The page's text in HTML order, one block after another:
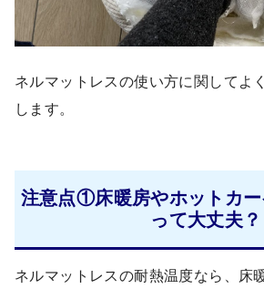
ネルマットレスの使い方に関してよ
します。
注意点①床暖房やホットカ
って大丈夫？
ネルマットレスの耐熱温度なら、床